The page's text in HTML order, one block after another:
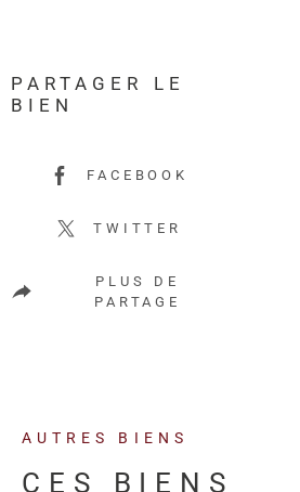
PARTAGER LE
BIEN
FACEBOOK
TWITTER
PLUS DE
PARTAGE
AUTRES BIENS
CES BIENS